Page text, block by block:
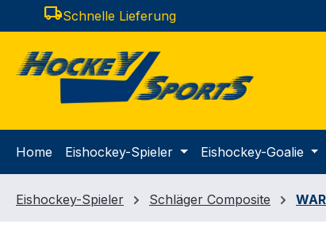
Hauptinhalt springen
Zur Suche springen
Zur Hauptnavigation springen
local_shippingSchnelle Lieferung
Home Eishockey-Spieler Eishockey-Goalie
Eishockey-Spieler Schläger Composite